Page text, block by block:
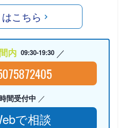
こちら
内 09:30-19:30
間受付中
で相談